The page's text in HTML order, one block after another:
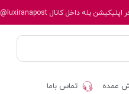
اپلیکیشن بله داخل کانال@luxiranapost
عمده تماس باما